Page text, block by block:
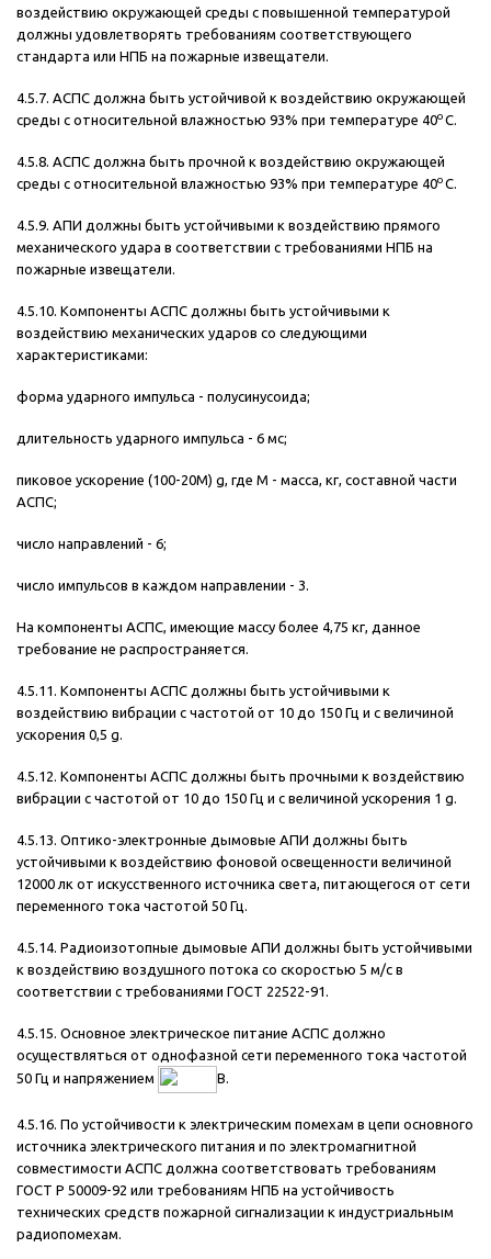
воздействию окружающей среды с повышенной температурой
должны удовлетворять требованиям соответствующего
стандарта или НПБ на пожарные извещатели.
4.5.7. АСПС должна быть устойчивой к воздействию окружающей
среды с относительной влажностью 93% при температуре 40оС.
4.5.8. АСПС должна быть прочной к воздействию окружающей
среды с относительной влажностью 93% при температуре 40оС.
4.5.9. АПИ должны быть устойчивыми к воздействию прямого
механического удара в соответствии с требованиями НПБ на
пожарные извещатели.
4.5.10. Компоненты АСПС должны быть устойчивыми к
воздействию механических ударов со следующими
характеристиками:
форма ударного импульса - полусинусоида;
длительность ударного импульса - 6 мс;
пиковое ускорение (100-20М) g, где М - масса, кг, составной части
АСПС;
число направлений - 6;
число импульсов в каждом направлении - 3.
На компоненты АСПС, имеющие массу более 4,75 кг, данное
требование не распространяется.
4.5.11. Компоненты АСПС должны быть устойчивыми к
воздействию вибрации с частотой от 10 до 150 Гц и с величиной
ускорения 0,5 g.
4.5.12. Компоненты АСПС должны быть прочными к воздействию
вибрации с частотой от 10 до 150 Гц и с величиной ускорения 1 g.
4.5.13. Оптико-электронные дымовые АПИ должны быть
устойчивыми к воздействию фоновой освещенности величиной
12000 лк от искусственного источника света, питающегося от сети
переменного тока частотой 50 Гц.
4.5.14. Радиоизотопные дымовые АПИ должны быть устойчивыми
к воздействию воздушного потока со скоростью 5 м/с в
соответствии с требованиями ГОСТ 22522-91.
4.5.15. Основное электрическое питание АСПС должно
осуществляться от однофазной сети переменного тока частотой
50 Гц и напряжением
В.
4.5.16. По устойчивости к электрическим помехам в цепи основного
источника электрического питания и по электромагнитной
совместимости АСПС должна соответствовать требованиям
ГОСТ Р 50009-92 или требованиям НПБ на устойчивость
технических средств пожарной сигнализации к индустриальным
радиопомехам.